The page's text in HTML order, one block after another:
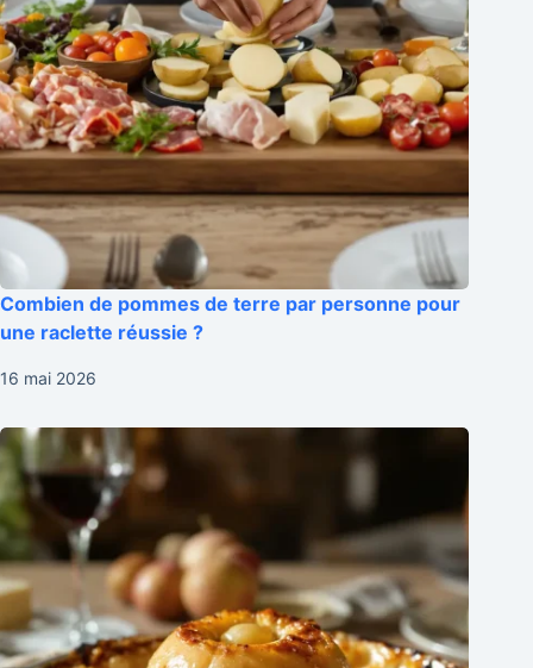
Combien de pommes de terre par personne pour
une raclette réussie ?
16 mai 2026